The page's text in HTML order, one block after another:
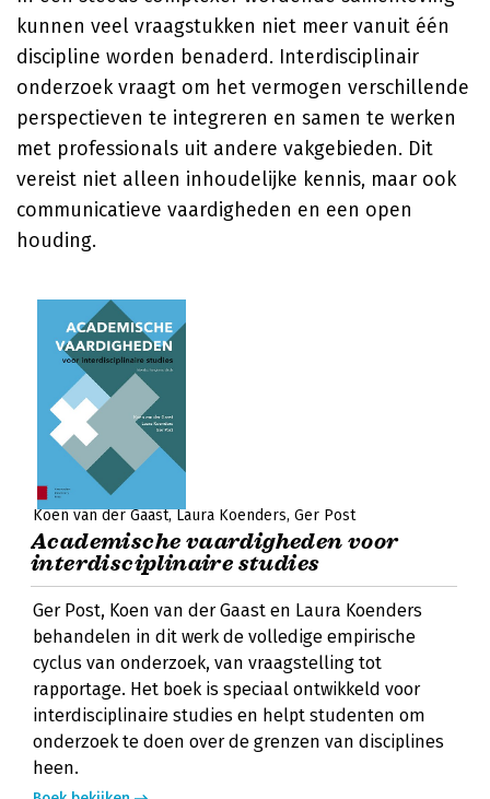
kunnen veel vraagstukken niet meer vanuit één
discipline worden benaderd. Interdisciplinair
onderzoek vraagt om het vermogen verschillende
perspectieven te integreren en samen te werken
met professionals uit andere vakgebieden. Dit
vereist niet alleen inhoudelijke kennis, maar ook
communicatieve vaardigheden en een open
houding.
Koen van der Gaast Laura Koenders Ger Post
Academische vaardigheden voor
interdisciplinaire studies
Ger Post, Koen van der Gaast en Laura Koenders
behandelen in dit werk de volledige empirische
cyclus van onderzoek, van vraagstelling tot
rapportage. Het boek is speciaal ontwikkeld voor
interdisciplinaire studies en helpt studenten om
onderzoek te doen over de grenzen van disciplines
heen.